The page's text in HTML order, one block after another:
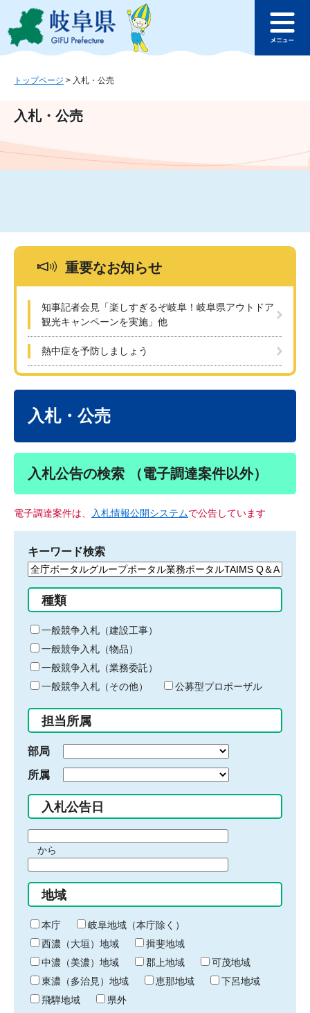
ジ
ュ
文
このページの本文へ
ュ
トップページ > 入札・公売
入札・公売
重要なお知らせ
知事記者会見「楽しすぎるぞ岐阜！岐阜県アウトドア
観光キャンペーンを実施」他
熱中症を予防しましょう
入札・公売
入札公告の検索 （電子調達案件以外）
電子調達案件は、 入札情報公開システムで公告しています
キーワード検索
検
る
キ
ー
ワ
ー
ド
入
力
種類
一般競争入札（建設工事）
一般競争入札（物品）
一般競争入札（業務委託）
一般競争入札（その他）
公募型プロポーザル
担当所属
部局
所属
入札公告日
間
始
り
から
間
終
わ
り
地域
本庁
岐阜地域（本庁除く）
西濃（大垣）地域
揖斐地域
中濃（美濃）地域
郡上地域
可茂地域
東濃（多治見）地域
恵那地域
下呂地域
飛騨地域
県外